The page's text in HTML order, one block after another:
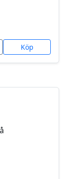
Köp